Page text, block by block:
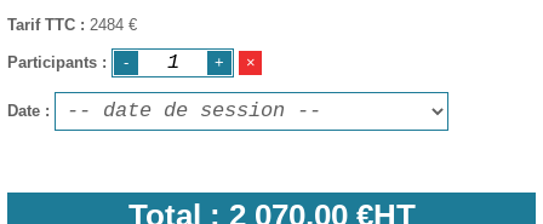
Tarif TTC 2484 €
Participants
Date
Total : 2 070,00 €HT